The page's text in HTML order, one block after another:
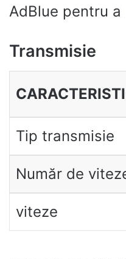
AdBlue pentru
Transmisie
Tip transmisie
Număr de
viteze